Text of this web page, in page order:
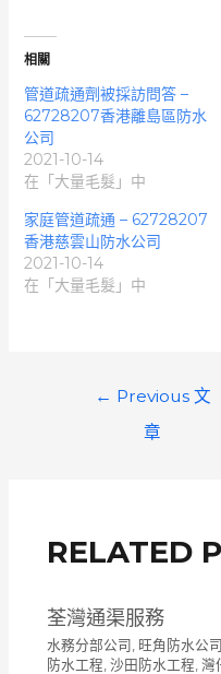
相關
管道疏通劑被採訪問答 –
62728207香港離島區防水
公司
2021-10-14
在「大量毛髮」中
家庭管道疏通 – 62728207
香港慈雲山防水公司
2021-10-14
在「大量毛髮」中
← Previous 文
章
RELATED
荃灣通渠服務
水務分部公司 旺角防水公司
防水工程 沙田防水工程 灣